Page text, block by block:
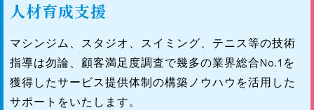
人材育成支援
マシンジム、スタジオ、スイミング、テニス等の技術
指導は勿論、顧客満足度調査で幾多の業界総合No.1を
獲得したサービス提供体制の構築ノウハウを活用した
サポートをいたします。